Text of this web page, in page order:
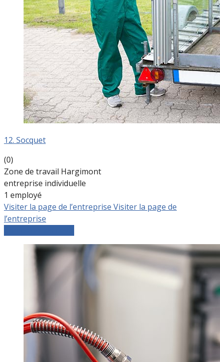
12. Socquet
(0)
Zone de travail Hargimont
entreprise individuelle
1 employé
Visiter la page de l’entreprise Visiter la page de
l’entreprise